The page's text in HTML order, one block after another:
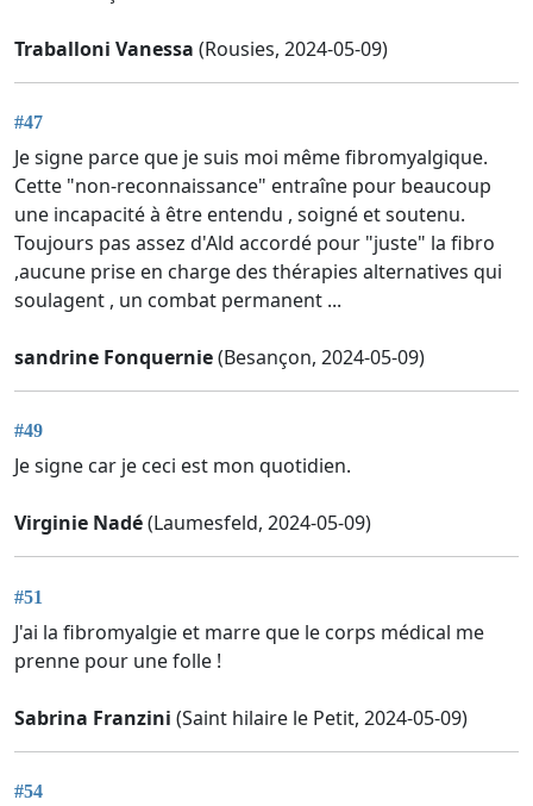
Traballoni Vanessa (Rousies, 2024-05-09)
#47
Je signe parce que je suis moi même fibromyalgique.
Cette "non-reconnaissance" entraîne pour beaucoup
une incapacité à être entendu , soigné et soutenu.
Toujours pas assez d'Ald accordé pour "juste" la fibro
,aucune prise en charge des thérapies alternatives qui
soulagent , un combat permanent ...
sandrine Fonquernie(Besançon, 2024-05-09)
#49
Je signe car je ceci est mon quotidien.
Virginie Nadé(Laumesfeld, 2024-05-09)
#51
J'ai la fibromyalgie et marre que le corps médical me
prenne pour une folle !
Sabrina Franzini (Saint hilaire le Petit, 2024-05-09)
#54